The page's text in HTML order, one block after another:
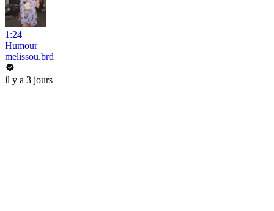
1:24
Humour
melissou.brd
il y a 3 jours